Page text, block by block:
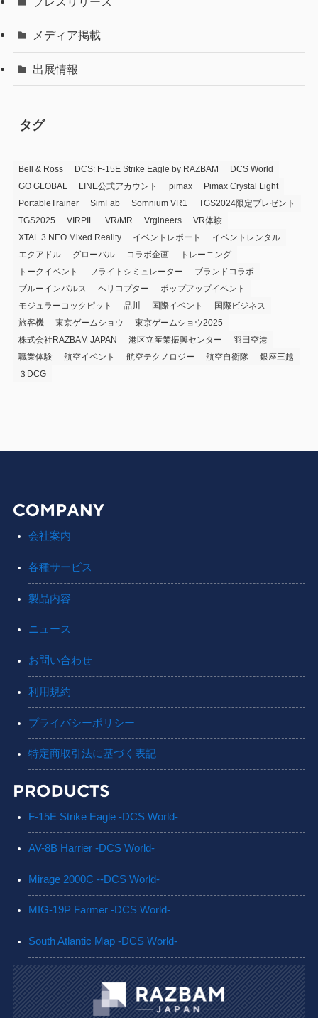
メディア掲載
出展情報
タグ
Bell & Ross DCS: F-15E Strike Eagle by RAZBAM
DCS World
GO GLOBAL
LINE公式アカウント pimax
Pimax Crystal Light
PortableTrainer
SimFab Somnium VR1
TGS2024限定プレゼント
TGS2025
VIRPIL VR/MR Vrgineers
VR体験
XTAL 3 NEO Mixed Reality
イベントレポート
イベントレンタル
エクアドル
グローバル コラボ企画
トレーニング
トークイベント
フライトシミュレーター
ブランドコラボ
ブルーインパルス
ヘリコプター
ポップアップイベント
モジュラーコックピット
品川 国際イベント
国際ビジネス
旅客機
東京ゲームショウ
東京ゲームショウ2025
株式会社RAZBAM JAPAN
港区立産業振興センター
羽田空港
職業体験
航空イベント 航空テクノロジー 航空自衛隊
銀座三越
３DCG
会社案内
各種サービス
製品内容
ニュース
お問い合わせ
利用規約
プライバシーポリシー
特定商取引法に基づく表記
F-15E Strike Eagle -DCS World-
AV-8B Harrier -DCS World-
Mirage 2000C --DCS World-
MIG-19P Farmer -DCS World-
South Atlantic Map -DCS World-